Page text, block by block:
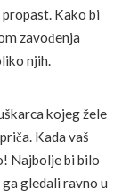
Kako bi
zavođenja
njih.
kojeg žele
Kada vaš
Najbolje bi bilo
gledali ravno u